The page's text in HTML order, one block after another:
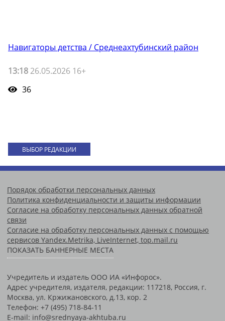
Навигаторы детства / Среднеахтубинский район
13:18 26.05.2026 16+
36
ВЫБОР РЕДАКЦИИ
Порядок обработки персональных данных
Политика конфиденциальности и защиты информации
Согласие на обработку персональных данных обратной
связи
Согласие на обработку персональных данных с помощью
сервисов Yandex.Metrika, LiveInternet, top.mail.ru
ПОКАЗАТЬ БАННЕРНЫЕ МЕСТА
Учредитель и издатель ООО ИА «Инфорос».
Адрес учредителя, издателя, редакции: 117218, Россия, г.
Москва, ул. Кржижановского, д.13, кор. 2
Телефон: +7 (495) 718-84-11
E-mail: info@srednyaya-akhtuba.ru